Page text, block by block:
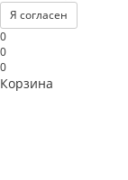
Я согласен
0
0
0
Корзина